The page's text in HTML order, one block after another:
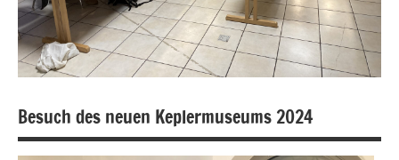
Treffen
Besuch des neuen Keplermuseums 2024